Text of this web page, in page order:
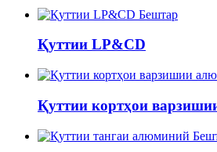
Бештар
Қуттии LP&CD
Қуттии кортҳои